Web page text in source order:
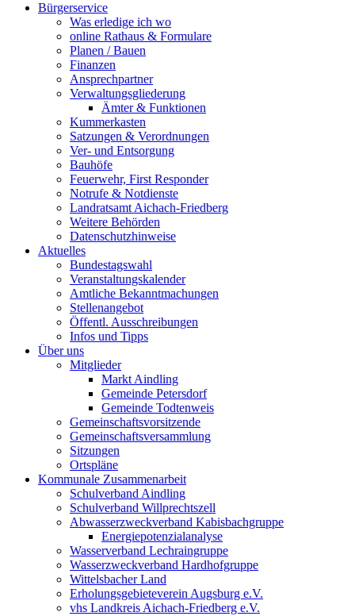
Bürgerservice
Was erledige ich wo
online Rathaus & Formulare
Planen / Bauen
Finanzen
Ansprechpartner
Verwaltungsgliederung
Ämter & Funktionen
Kummerkasten
Satzungen & Verordnungen
Ver- und Entsorgung
Bauhöfe
Feuerwehr, First Responder
Notrufe & Notdienste
Landratsamt Aichach-Friedberg
Weitere Behörden
Datenschutzhinweise
Aktuelles
Bundestagswahl
Veranstaltungskalender
Amtliche Bekanntmachungen
Stellenangebot
Öffentl. Ausschreibungen
Infos und Tipps
Über uns
Mitglieder
Markt Aindling
Gemeinde Petersdorf
Gemeinde Todtenweis
Gemeinschaftsvorsitzende
Gemeinschaftsversammlung
Sitzungen
Ortspläne
Kommunale Zusammenarbeit
Schulverband Aindling
Schulverband Willprechtszell
Abwasserzweckverband Kabisbachgruppe
Energiepotenzialanalyse
Wasserverband Lechraingruppe
Wasserzweckverband Hardhofgruppe
Wittelsbacher Land
Erholungsgebieteverein Augsburg e.V.
vhs Landkreis Aichach-Friedberg e.V.